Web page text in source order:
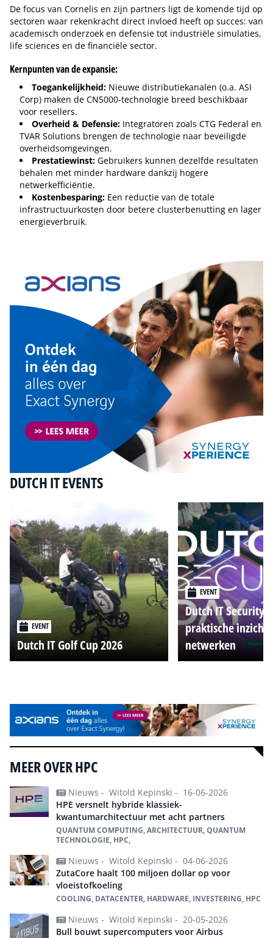
De focus van Cornelis en zijn partners ligt de komende tijd op
sectoren waar rekenkracht direct invloed heeft op succes: van
academisch onderzoek en defensie tot industriële simulaties,
life sciences en de financiële sector.
Kernpunten van de expansie:
Toegankelijkheid: Nieuwe distributiekanalen (o.a. ASI
Corp) maken de CN5000-technologie breed beschikbaar
voor resellers.
Overheid & Defensie: Integratoren zoals CTG Federal en
TVAR Solutions brengen de technologie naar beveiligde
overheidsomgevingen.
Prestatiewinst: Gebruikers kunnen dezelfde resultaten
behalen met minder hardware dankzij hogere
netwerkefficiëntie.
Kostenbesparing: Een reductie van de totale
infrastructuurkosten door betere clusterbenutting en lager
energieverbruik.
DUTCH IT EVENTS
EVENT
Dutch IT Golf Cup 2026
EVENT
Dutch IT Security
praktische
netwerken
MEER OVER HPC
Nieuws - Witold Kepinski - 16-06-2026
HPE versnelt hybride klassiek-
kwantumarchitectuur met acht partners
QUANTUM COMPUTING, ARCHITECTUUR, QUANTUM
TECHNOLOGIE, HPC,
Nieuws - Witold Kepinski - 04-06-2026
ZutaCore haalt 100 miljoen dollar op voor
vloeistofkoeling
COOLING, DATACENTER, HARDWARE, INVESTERING, HPC
Nieuws - Witold Kepinski - 20-05-2026
Bull bouwt supercomputers voor Airbus